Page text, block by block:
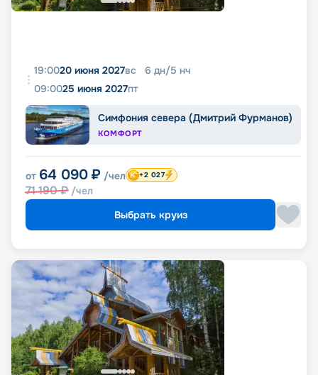
19:0020 июня 2027вс 6 дн/5 нч
09:0025 июня 2027пт
Симфония севера (Дмитрий Фурманов)
КОМФОРТ
от 64 090 ₽ /чел
71 190₽ /чел
+2 027
Выбрать круиз